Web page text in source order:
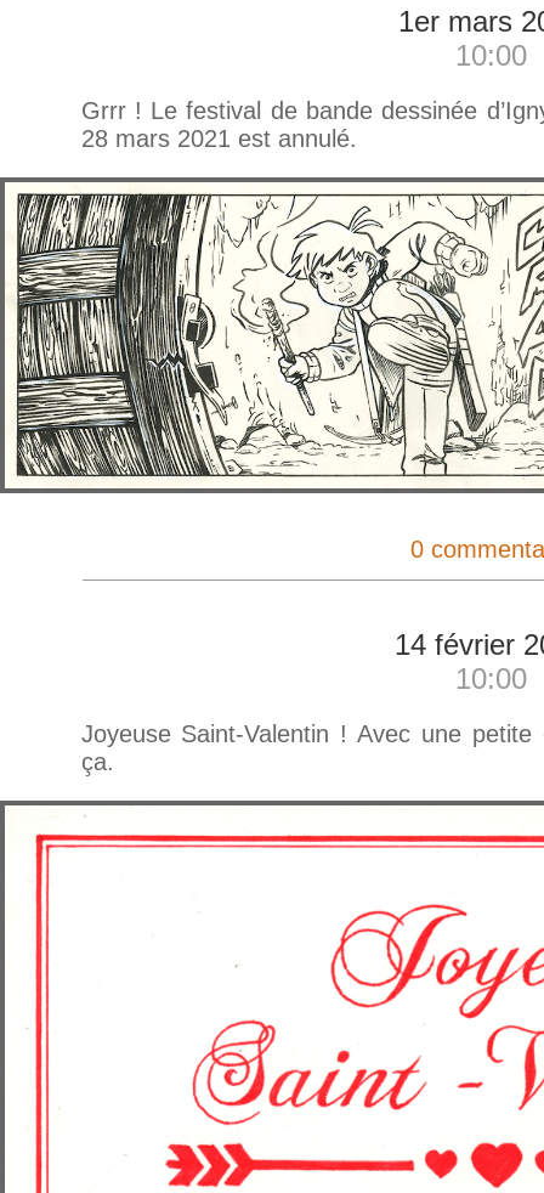
1er mars
10:00
Grrr ! Le festival de bande dessinée
28 mars 2021 est annulé.
0
14 février
10:00
Joyeuse Saint-Valentin ! Avec une
ça.